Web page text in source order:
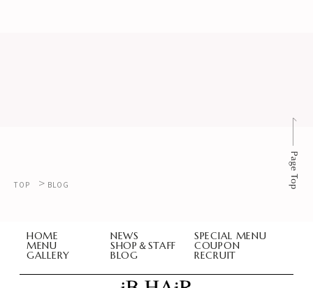
TOP > BLOG
HOME NEWS SPECIAL MENU
MENU SHOP＆STAFF COUPON
GALLERY BLOG RECRUIT
iB HAIR（アイビーヘアー）浜松市の美容室
iB HAIR（アイビーヘアー）浜松市の美容室